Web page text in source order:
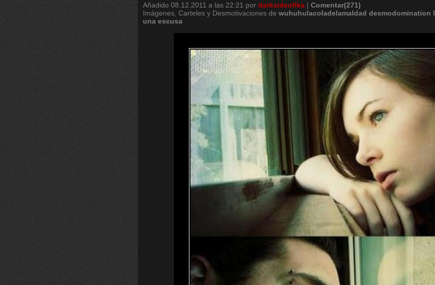
Añadido 08.12.2011 a las 22:21 por darksideofika | Comentar(271)
Imágenes, Carteles y Desmotivaciones de wuhuhulacoladelamaldad desmodomination
una escusa